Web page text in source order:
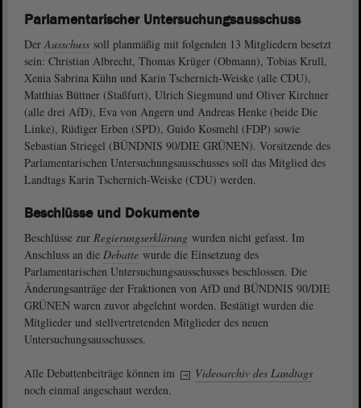
Parlamentarischer Untersuchungsausschuss
DerAusschuss soll planmäßig mit folgenden 13 Mitgliedern besetzt
sein: Christian Albrecht, Thomas Krüger (Obmann), Tobias Krull,
Xenia Sabrina Kühn und Karin Tschernich-Weiske (alle CDU),
Matthias Büttner (Staßfurt), Ulrich Siegmund und Oliver Kirchner
(alle drei AfD), Eva von Angern und Andreas Henke (beide Die
Linke), Rüdiger Erben (SPD), Guido Kosmehl (FDP) sowie
Sebastian Striegel (BÜNDNIS 90/DIE GRÜNEN). Vorsitzende des
Parlamentarischen Untersuchungsausschusses soll das Mitglied des
Landtags Karin Tschernich-Weiske (CDU) werden.
Beschlüsse und Dokumente
Beschlüsse zur Regierungserklärung wurden nicht gefasst. Im
Anschluss an die Debatte wurde die Einsetzung des
Parlamentarischen Untersuchungsausschusses beschlossen. Die
Änderungsanträge der Fraktionen von AfD und BÜNDNIS 90/DIE
GRÜNEN waren zuvor abgelehnt worden. Bestätigt wurden die
Mitglieder und stellvertretenden Mitglieder des neuen
Untersuchungsausschusses.
Alle Debattenbeiträge können im
Videoarchiv des Landtags
noch einmal angeschaut werden.